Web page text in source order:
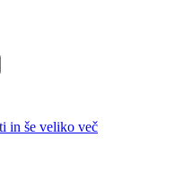
in še veliko več